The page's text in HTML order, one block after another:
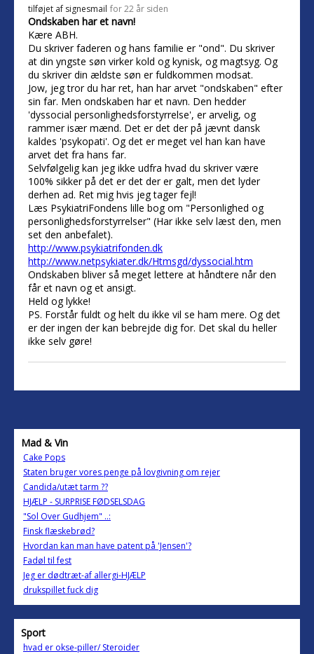
tilføjet af signesmail for 22 år siden
Ondskaben har et navn!
Kære ABH.
Du skriver faderen og hans familie er "ond". Du skriver
at din yngste søn virker kold og kynisk, og magtsyg. Og
du skriver din ældste søn er fuldkommen modsat.
Jow, jeg tror du har ret, han har arvet "ondskaben" efter
sin far. Men ondskaben har et navn. Den hedder
'dyssocial personlighedsforstyrrelse', er arvelig, og
rammer især mænd. Det er det der på jævnt dansk
kaldes 'psykopati'. Og det er meget vel han kan have
arvet det fra hans far.
Selvfølgelig kan jeg ikke udfra hvad du skriver være
100% sikker på det er det der er galt, men det lyder
derhen ad. Ret mig hvis jeg tager fejl!
Læs PsykiatriFondens lille bog om "Personlighed og
personlighedsforstyrrelser" (Har ikke selv læst den, men
set den anbefalet).
http://www.psykiatrifonden.dk
http://www.netpsykiater.dk/Htmsgd/dyssocial.htm
Ondskaben bliver så meget lettere at håndtere når den
får et navn og et ansigt.
Held og lykke!
PS. Forstår fuldt og helt du ikke vil se ham mere. Og det
er der ingen der kan bebrejde dig for. Det skal du heller
ikke selv gøre!
Mad & Vin
Cake Pops
Staten bruger vores penge på lovgivning om rejer
Candida/utæt tarm ??
HJÆLP - SURPRISE FØDSELSDAG
"Sol Over Gudhjem" ..:
Finsk flæskebrød?
Hvordan kan man have patent på 'Jensen'?
Fadøl til fest
Jeg er dødtræt-af allergi-HJÆLP
drukspillet fuck dig
Sport
hvad er okse-piller/ Steroider